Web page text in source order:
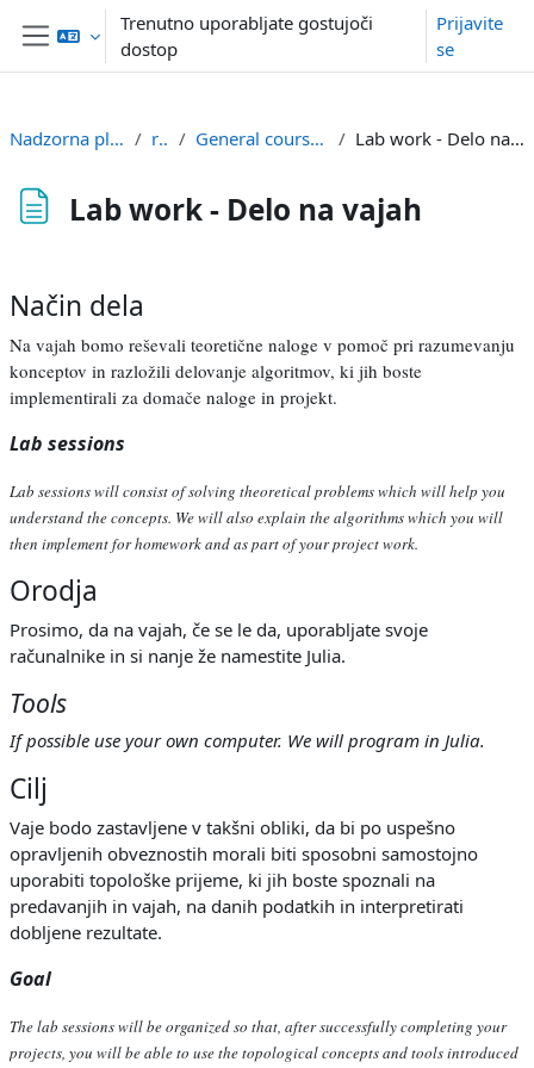
Preskoči na glavno vsebino
Stransko polje
Trenutno uporabljate gostujoči
dostop
Prijavite
se
Nadzorna plošča rt2 General course info Lab work - Delo na vajah
Lab work - Delo na vajah
Način dela
Na vajah bomo reševali teoretične naloge v pomoč pri razumevanju
konceptov in razložili delovanje algoritmov, ki jih boste
implementirali za domače naloge in projekt.
Lab sessions
Lab sessions will consist of solving theoretical problems which will help you
understand the concepts. We will also explain the algorithms which you will
then implement for homework and as part of your project work.
Orodja
Prosimo, da na vajah, če se le da, uporabljate svoje
računalnike in si nanje že namestite Julia.
Tools
If possible use your own computer. We will program in Julia.
Cilj
Vaje bodo zastavljene v takšni obliki, da bi po uspešno
opravljenih obveznostih morali biti sposobni samostojno
uporabiti topološke prijeme, ki jih boste spoznali na
predavanjih in vajah, na danih podatkih in interpretirati
dobljene rezultate.
Goal
The lab sessions will be organized so that, after successfully completing your
projects, you will be able to use the topological concepts and tools introduced